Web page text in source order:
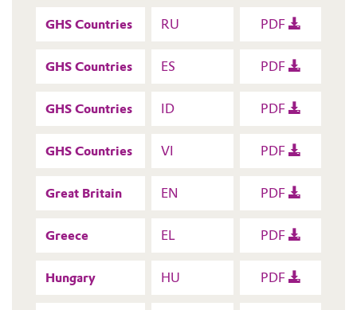
GHS Countries RU PDF
GHS Countries ES PDF
GHS Countries ID PDF
GHS Countries VI PDF
Great Britain EN PDF
Greece EL PDF
Hungary HU PDF